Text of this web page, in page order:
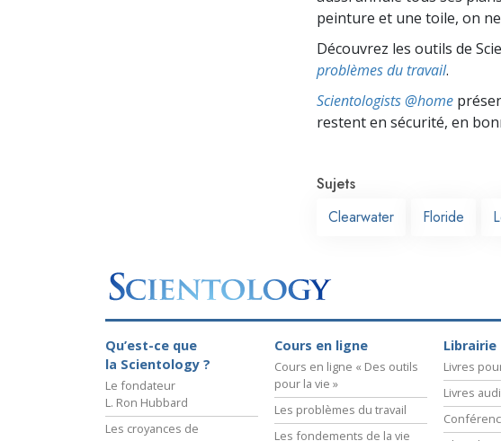
peinture et une toile, on
Découvrez les outils de
problèmes du travail.
Scientologists @home
restent en sécurité, en
Sujets
Clearwater
Floride
Qu’est-ce que
la Scientology ?
Le fondateur
L. Ron Hubbard
Les croyances de
Cours en ligne
Cours en ligne « Des outils
pour la vie »
Les problèmes du travail
Les fondements de la vie
Librairie
Livres
Livres